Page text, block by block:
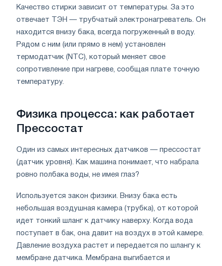
Качество стирки зависит от температуры. За это
отвечает ТЭН — трубчатый электронагреватель. Он
находится внизу бака, всегда погруженный в воду.
Рядом с ним (или прямо в нем) установлен
термодатчик (NTC), который меняет свое
сопротивление при нагреве, сообщая плате точную
температуру.
Физика процесса: как работает
Прессостат
Один из самых интересных датчиков — прессостат
(датчик уровня). Как машина понимает, что набрала
ровно полбака воды, не имея глаз?
Используется закон физики. Внизу бака есть
небольшая воздушная камера (трубка), от которой
идет тонкий шланг к датчику наверху. Когда вода
поступает в бак, она давит на воздух в этой камере.
Давление воздуха растет и передается по шлангу к
мембране датчика. Мембрана выгибается и